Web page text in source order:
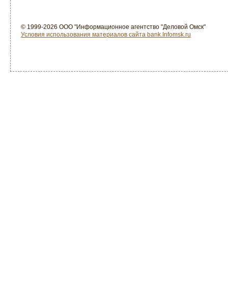
© 1999-2026 ООО "Информационное агентство "Деловой Омск"
Условия использования материалов сайта bank.Infomsk.ru